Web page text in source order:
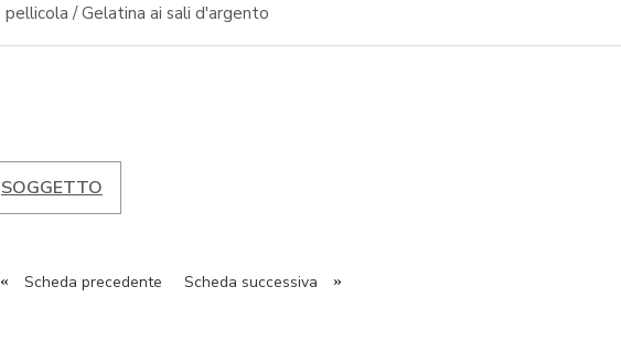
pellicola / Gelatina ai sali d'argento
SOGGETTO
« Scheda precedente Scheda successiva »